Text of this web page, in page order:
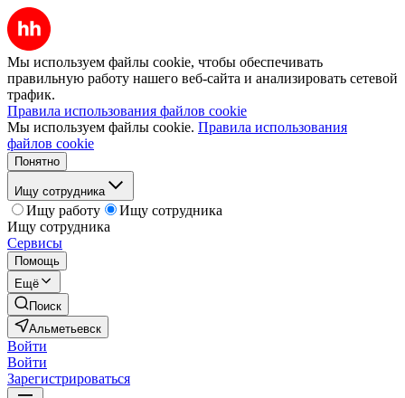
Мы используем файлы cookie, чтобы обеспечивать
правильную работу нашего веб-сайта и анализировать сетевой
трафик.
Правила использования файлов cookie
Мы используем файлы cookie. Правила использования
файлов cookie
Понятно
Ищу сотрудника
Ищу работу
Ищу сотрудника
Ищу сотрудника
Сервисы
Помощь
Ещё
Поиск
Альметьевск
Войти
Войти
Зарегистрироваться